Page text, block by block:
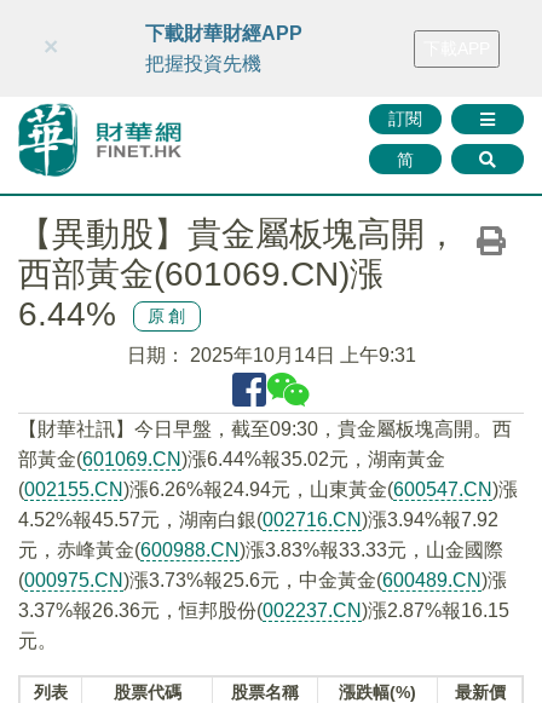
財華智庫網 FINTV FINMETA 財華證券 媒體矩陣
訂閱
简
×
下載財華財經APP
把握投資先機
【異動股】貴金屬板塊高開，
西部黃金(601069.CN)漲
6.44%
原創
日期： 2025年10月14日 上午9:31
【財華社訊】今日早盤，截至09:30，貴金屬板塊高開。西
部黃金(601069.CN)漲6.44%報35.02元，湖南黃金
(002155.CN)漲6.26%報24.94元，山東黃金(600547.CN)漲
4.52%報45.57元，湖南白銀(002716.CN)漲3.94%報7.92
元，赤峰黃金(600988.CN)漲3.83%報33.33元，山金國際
(000975.CN)漲3.73%報25.6元，中金黃金(600489.CN)漲
3.37%報26.36元，恒邦股份(002237.CN)漲2.87%報16.15
元。
列表 股票代碼 股票名稱 漲跌幅(%)
最新價